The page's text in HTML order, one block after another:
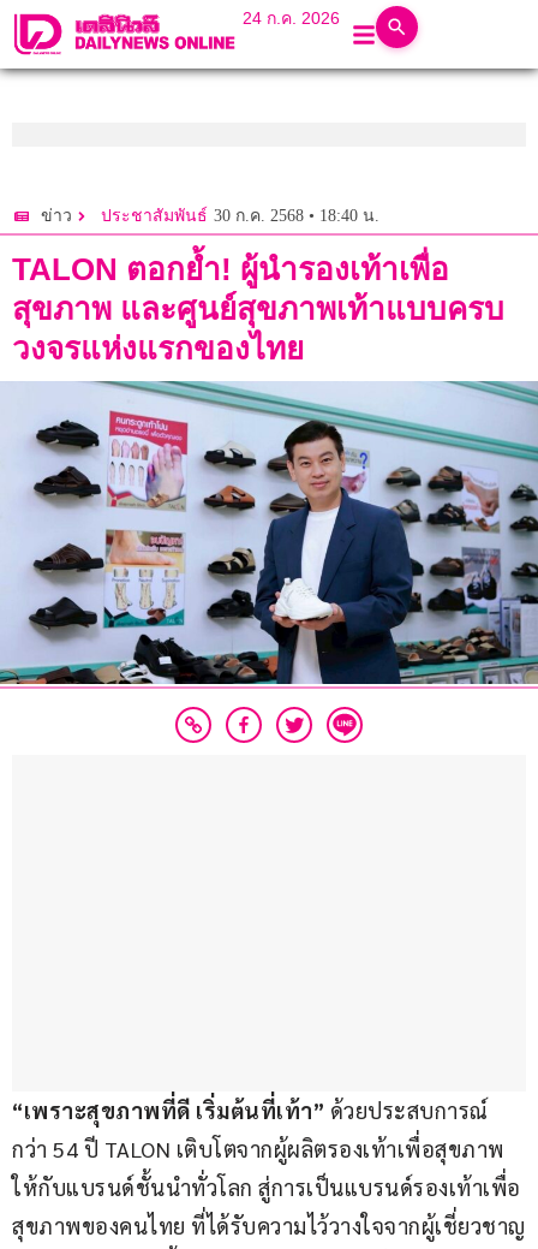
24 ก.ค. 2026
ข่าว ประชาสัมพันธ์ 30 ก.ค. 2568 • 18:40 น.
TALON ตอกย้ำ! ผู้นำรองเท้าเพื่อ
สุขภาพ และศูนย์สุขภาพเท้าแบบครบ
วงจรแห่งแรกของไทย
“เพราะสุขภาพที่ดี เริ่มต้นที่เท้า” ด้วยประสบการณ์
กว่า 54 ปี TALON เติบโตจากผู้ผลิตรองเท้าเพื่อสุขภาพ
ให้กับแบรนด์ชั้นนำทั่วโลก สู่การเป็นแบรนด์รองเท้าเพื่อ
สุขภาพของคนไทย ที่ได้รับความไว้วางใจจากผู้เชี่ยวชาญ